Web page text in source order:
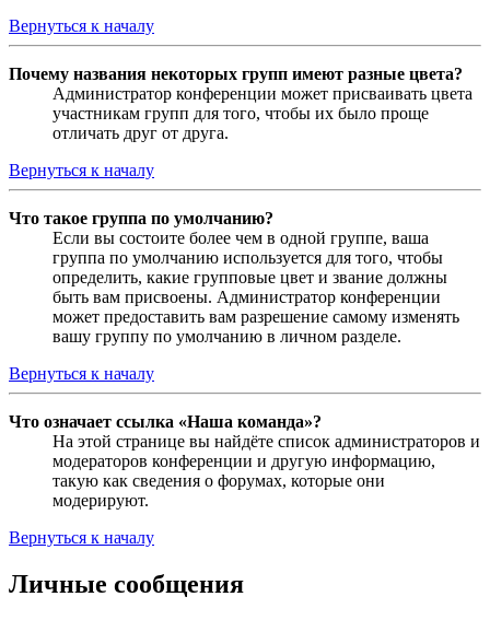
Вернуться к началу
Почему названия некоторых групп имеют разные цвета?
Администратор конференции может присваивать цвета
участникам групп для того, чтобы их было проще
отличать друг от друга.
Вернуться к началу
Что такое группа по умолчанию?
Если вы состоите более чем в одной группе, ваша
группа по умолчанию используется для того, чтобы
определить, какие групповые цвет и звание должны
быть вам присвоены. Администратор конференции
может предоставить вам разрешение самому изменять
вашу группу по умолчанию в личном разделе.
Вернуться к началу
Что означает ссылка «Наша команда»?
На этой странице вы найдёте список администраторов и
модераторов конференции и другую информацию,
такую как сведения о форумах, которые они
модерируют.
Вернуться к началу
Личные сообщения